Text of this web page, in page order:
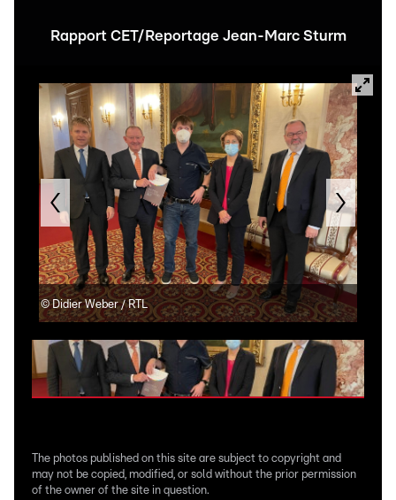
Rapport CET/Reportage Jean-Marc Sturm
©Didier Weber / RTL
The photos published on this site are subject to copyright and
may not be copied, modified, or sold without the prior permission
of the owner of the site in question.